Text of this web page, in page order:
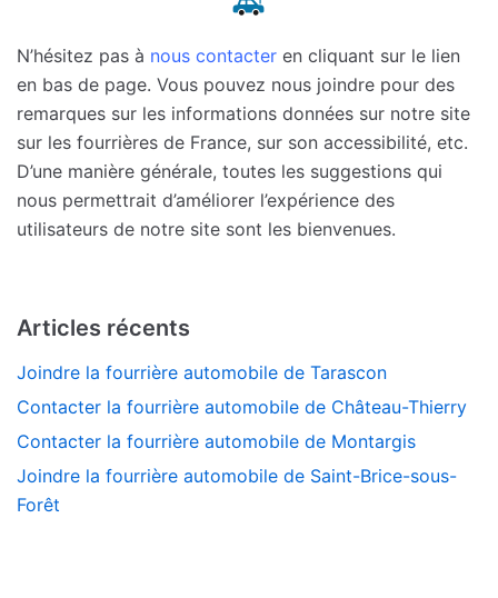
N’hésitez pas à nous contacter en cliquant sur le lien
en bas de page. Vous pouvez nous joindre pour des
remarques sur les informations données sur notre site
sur les fourrières de France, sur son accessibilité, etc.
D’une manière générale, toutes les suggestions qui
nous permettrait d’améliorer l’expérience des
utilisateurs de notre site sont les bienvenues.
Articles récents
Joindre la fourrière automobile de Tarascon
Contacter la fourrière automobile de Château-Thierry
Contacter la fourrière automobile de Montargis
Joindre la fourrière automobile de Saint-Brice-sous-
Forêt